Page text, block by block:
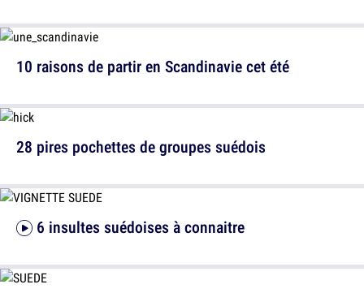
28 pires pochettes de groupes suédois
10 raisons de partir en Scandinavie cet été
6 insultes suédoises à connaitre